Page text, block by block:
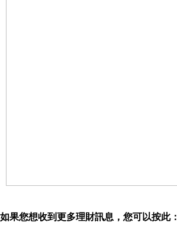
如果您想收到更多理財訊息，您可以按此：